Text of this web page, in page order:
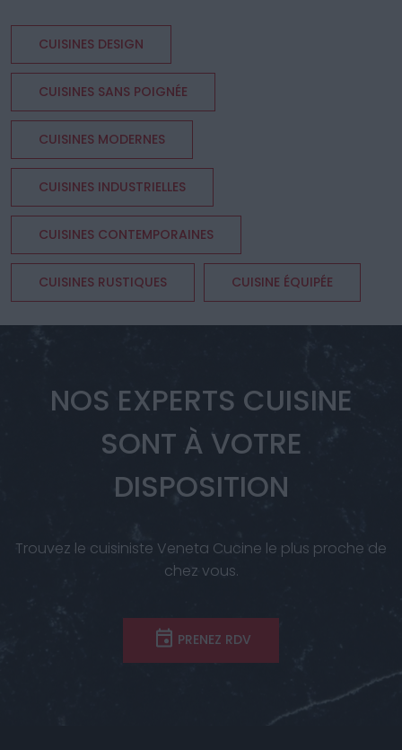
CUISINES DESIGN
CUISINES SANS POIGNÉE
CUISINES MODERNES
CUISINES INDUSTRIELLES
CUISINES CONTEMPORAINES
CUISINES RUSTIQUES CUISINE ÉQUIPÉE
NOS EXPERTS CUISINE
SONT À VOTRE
DISPOSITION
Trouvez le cuisiniste Veneta Cucine le plus proche de
chez vous.
PRENEZ RDV